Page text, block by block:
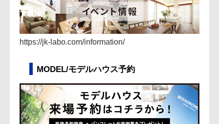
https://jk-labo.com/information/
MODEL/モデルハウス予約